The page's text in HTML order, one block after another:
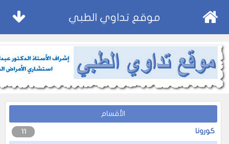
موقع تداوي الطبي
الأقسام
كورونا 11